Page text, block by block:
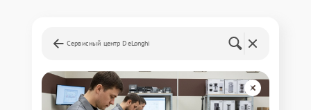
Сервисный центр DeLonghi